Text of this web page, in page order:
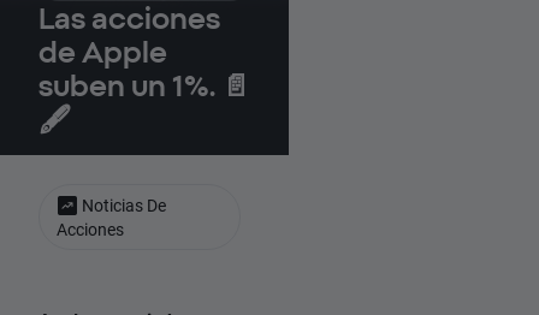
Las acciones
de Apple
suben un 1%. 📄
🖋️
Noticias De
Acciones